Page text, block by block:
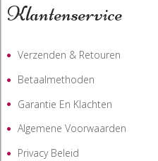
Klantenservice
Verzenden & Retouren
Betaalmethoden
Garantie En Klachten
Algemene Voorwaarden
Privacy Beleid